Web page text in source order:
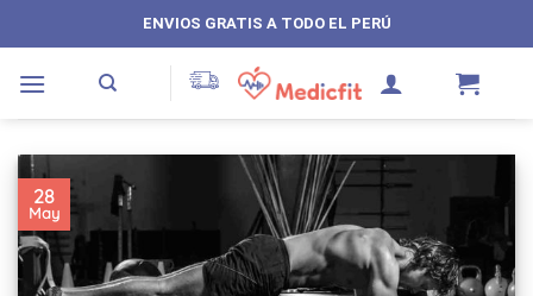
al
contenido
ENVIOS GRATIS A TODO EL PERÚ
28
May